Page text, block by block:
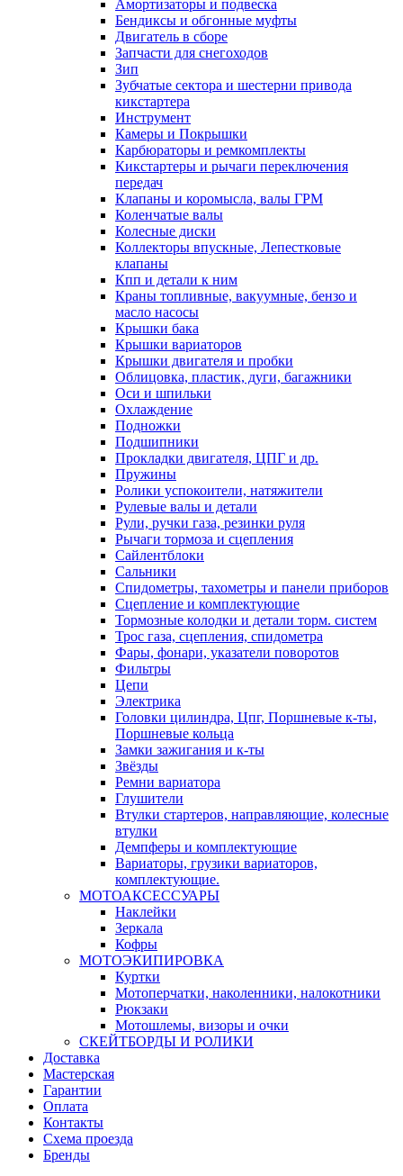
Амортизаторы и подвеска
Бендиксы и обгонные муфты
Двигатель в сборе
Запчасти для снегоходов
Зип
Зубчатые сектора и шестерни привода
кикстартера
Инструмент
Камеры и Покрышки
Карбюраторы и ремкомплекты
Кикстартеры и рычаги переключения
передач
Клапаны и коромысла, валы ГРМ
Коленчатые валы
Колесные диски
Коллекторы впускные, Лепестковые
клапаны
Кпп и детали к ним
Краны топливные, вакуумные, бензо и
масло насосы
Крышки бака
Крышки вариаторов
Крышки двигателя и пробки
Облицовка, пластик, дуги, багажники
Оси и шпильки
Охлаждение
Подножки
Подшипники
Прокладки двигателя, ЦПГ и др.
Пружины
Ролики успокоители, натяжители
Рулевые валы и детали
Рули, ручки газа, резинки руля
Рычаги тормоза и сцепления
Сайлентблоки
Сальники
Спидометры, тахометры и панели приборов
Сцепление и комплектующие
Тормозные колодки и детали торм. систем
Трос газа, сцепления, спидометра
Фары, фонари, указатели поворотов
Фильтры
Цепи
Электрика
Головки цилиндра, Цпг, Поршневые к-ты,
Поршневые кольца
Замки зажигания и к-ты
Звёзды
Ремни вариатора
Глушители
Втулки стартеров, направляющие, колесные
втулки
Демпферы и комплектующие
Вариаторы, грузики вариаторов,
комплектующие.
МОТОАКСЕССУАРЫ
Наклейки
Зеркала
Кофры
МОТОЭКИПИРОВКА
Куртки
Мотоперчатки, наколенники, налокотники
Рюкзаки
Мотошлемы, визоры и очки
СКЕЙТБОРДЫ И РОЛИКИ
Доставка
Мастерская
Гарантии
Оплата
Контакты
Схема проезда
Бренды